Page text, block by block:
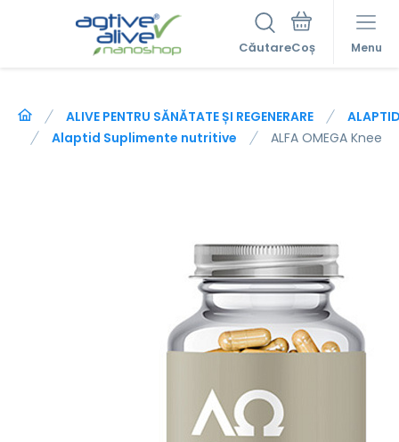
Căutare Menu
ALIVE PENTRU SĂNĂTATE ȘI REGENERARE
Alaptid Suplimente nutritive
ALFA OMEGA Knee